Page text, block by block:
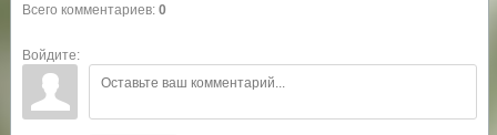
Всего комментариев: 0
Войдите: